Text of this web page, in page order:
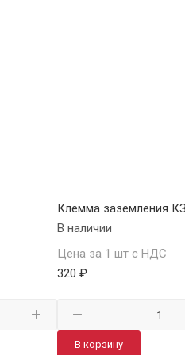
Клемма заземления
В наличии
Цена за 1 шт с НДС
320 ₽
В корзину